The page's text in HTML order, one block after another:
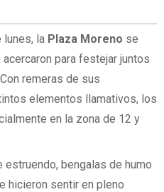
lunes, la Plaza Moreno se
para festejar juntos
remeras de sus
elementos llamativos, los
en la zona de 12 y
bengalas de humo
hicieron sentir en pleno